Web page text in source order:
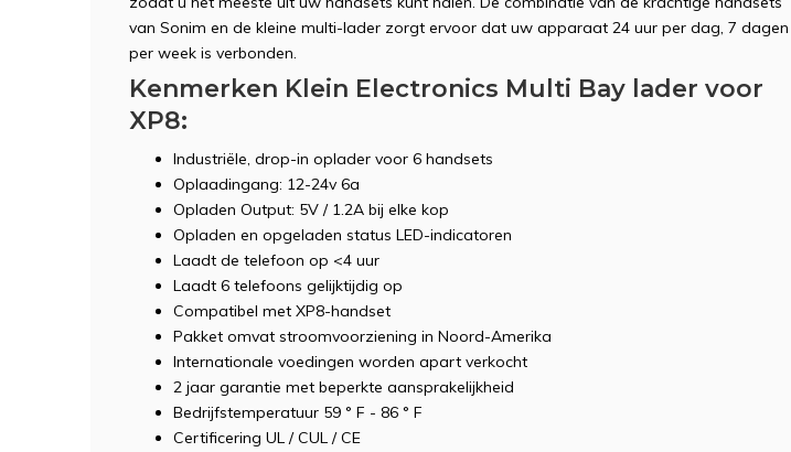
van Sonim en de kleine multi-lader zorgt ervoor dat uw apparaat 24 uur per dag, 7 dagen
per week is verbonden.
Kenmerken Klein Electronics Multi Bay lader voor
XP8:
Industriële, drop-in oplader voor 6 handsets
Oplaadingang: 12-24v 6a
Opladen Output: 5V / 1.2A bij elke kop
Opladen en opgeladen status LED-indicatoren
Laadt de telefoon op <4 uur
Laadt 6 telefoons gelijktijdig op
Compatibel met XP8-handset
Pakket omvat stroomvoorziening in Noord-Amerika
Internationale voedingen worden apart verkocht
2 jaar garantie met beperkte aansprakelijkheid
Bedrijfstemperatuur 59 ° F - 86 ° F
Certificering UL / CUL / CE